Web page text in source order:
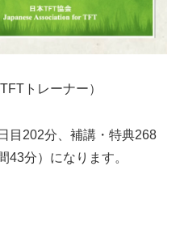
トレーナー）
目202分、補講・特典268
43分）になります。